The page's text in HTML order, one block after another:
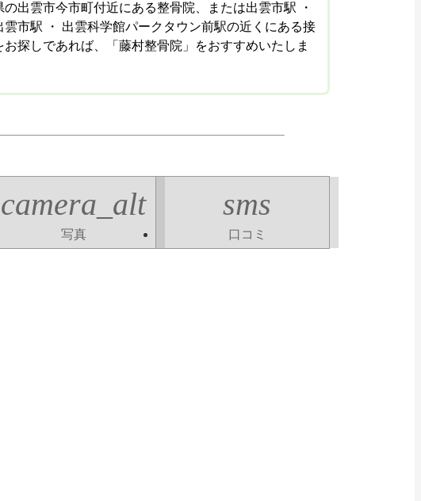
の出雲市今市町付近にある整骨院、または出雲市駅 ・
雲市駅 ・ 出雲科学館パークタウン前駅の近くにある接
お探しであれば、「藤村整骨院」をおすすめいたしま
camera_alt
写真
sms
口コミ